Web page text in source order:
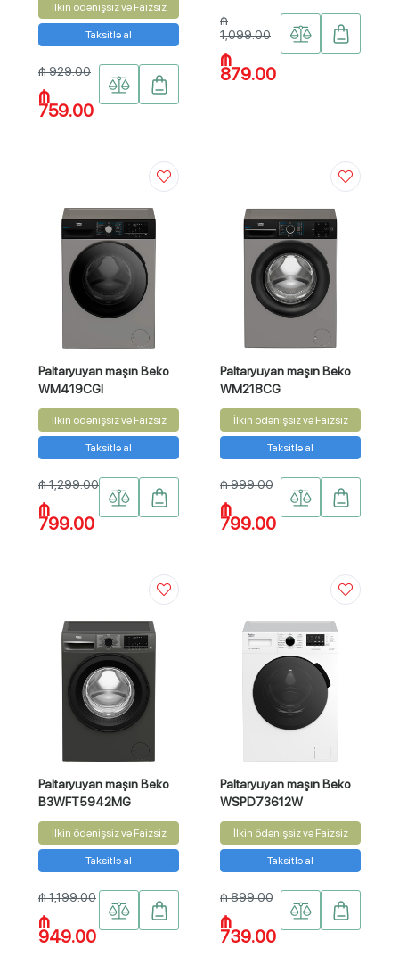
İlkin ödənişsiz və Faizsiz
Taksitlə al
₼ 929.00
₼
759.00
₼
1,099.00
₼
879.00
Paltaryuyan maşın Beko
WM419CGI
İlkin ödənişsiz və Faizsiz
Taksitlə al
₼ 1,299.00
₼
799.00
Paltaryuyan maşın Beko
WM218CG
İlkin ödənişsiz və Faizsiz
Taksitlə al
₼ 999.00
₼
799.00
Paltaryuyan maşın Beko
B3WFT5942MG
İlkin ödənişsiz və Faizsiz
Taksitlə al
₼ 1,199.00
₼
949.00
Paltaryuyan maşın Beko
WSPD73612W
İlkin ödənişsiz və Faizsiz
Taksitlə al
₼ 899.00
₼
739.00